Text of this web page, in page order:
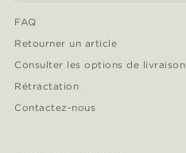
FAQ
Retourner un article
Consulter les options de livraison
Rétractation
Contactez-nous